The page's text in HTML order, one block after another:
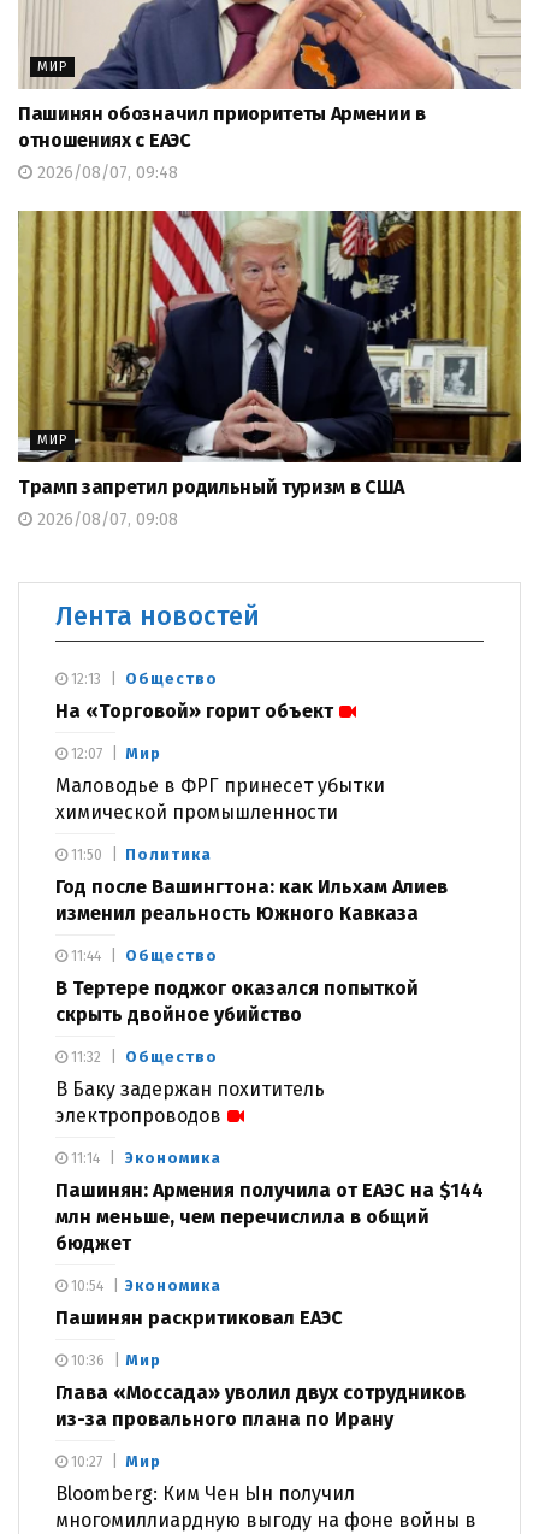
МИР
Пашинян обозначил приоритеты Армении в
отношениях с ЕАЭС
2026/08/07, 09:48
МИР
Трамп запретил родильный туризм в США
2026/08/07, 09:08
Лента новостей
Общество
На «Торговой» горит объект
12:13
Мир
Маловодье в ФРГ принесет убытки
химической промышленности
12:07
Политика
Год после Вашингтона: как Ильхам Алиев
изменил реальность Южного Кавказа
11:50
Общество
В Тертере поджог оказался попыткой
скрыть двойное убийство
11:44
Общество
В Баку задержан похититель
электропроводов
11:32
Экономика
Пашинян: Армения получила от ЕАЭС на $144
млн меньше, чем перечислила в общий
бюджет
11:14
Экономика
Пашинян раскритиковал ЕАЭС
10:54
Мир
Глава «Моссада» уволил двух сотрудников
из-за провального плана по Ирану
10:36
Мир
Bloomberg: Ким Чен Ын получил
многомиллиардную выгоду на фоне войны в
10:27